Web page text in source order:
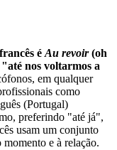
éAu revoir(oh
nos voltarmos a
em qualquer
como
(Portugal)
preferindo "até já",
usam um conjunto
e à relação.